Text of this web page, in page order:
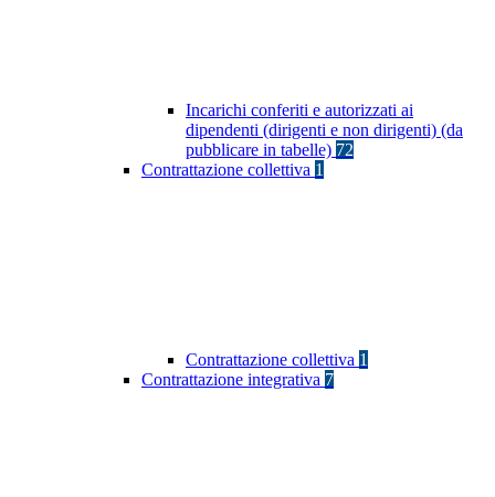
Incarichi conferiti e autorizzati ai
dipendenti (dirigenti e non dirigenti) (da
pubblicare in tabelle) 72
Contrattazione collettiva 1
Contrattazione collettiva 1
Contrattazione integrativa 7